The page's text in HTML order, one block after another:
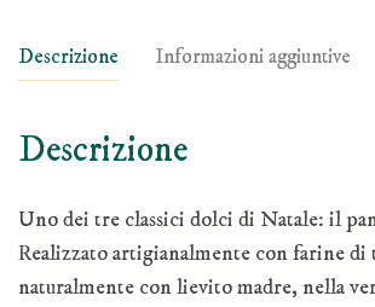
Descrizione Informazioni aggiuntive
Descrizione
Uno dei tre classici dolci di Natale: il
Realizzato artigianalmente con farine
naturalmente con lievito madre, nella